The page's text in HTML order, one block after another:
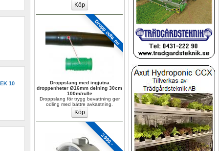
Dropp odla nu
Droppslang med ingjutna
droppenheter Ø16mm delning 30cm
100m/rulle
Droppslang för trygg bevattning ger
odling med bättre avkastning.
3990.-
10